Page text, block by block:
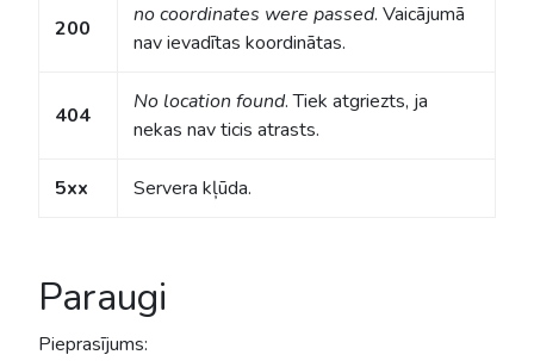
200
no coordinates were passed. Vaicājumā
nav ievadītas koordinātas.
404
No location found. Tiek atgriezts, ja
nekas nav ticis atrasts.
5xx Servera kļūda.
Paraugi
Pieprasījums: